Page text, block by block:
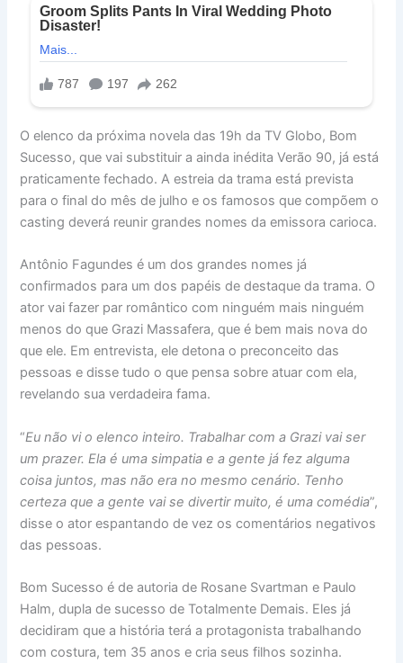
O elenco da próxima novela das 19h da TV Globo, Bom
Sucesso, que vai substituir a ainda inédita Verão 90, já está
praticamente fechado. A estreia da trama está prevista
para o final do mês de julho e os famosos que compõem o
casting deverá reunir grandes nomes da emissora carioca.
Antônio Fagundes é um dos grandes nomes já
confirmados para um dos papéis de destaque da trama. O
ator vai fazer par romântico com ninguém mais ninguém
menos do que Grazi Massafera, que é bem mais nova do
que ele. Em entrevista, ele detona o preconceito das
pessoas e disse tudo o que pensa sobre atuar com ela,
revelando sua verdadeira fama.
“Eu não vi o elenco inteiro. Trabalhar com a Grazi vai ser
um prazer. Ela é uma simpatia e a gente já fez alguma
coisa juntos, mas não era no mesmo cenário. Tenho
certeza que a gente vai se divertir muito, é uma comédia”,
disse o ator espantando de vez os comentários negativos
das pessoas.
Bom Sucesso é de autoria de Rosane Svartman e Paulo
Halm, dupla de sucesso de Totalmente Demais. Eles já
decidiram que a história terá a protagonista trabalhando
com costura, tem 35 anos e cria seus filhos sozinha.